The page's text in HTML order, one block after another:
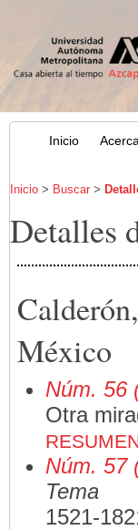
Inicio
Inicio> Buscar>
Detalles
México
Núm. 56
Otra
Núm. 57
Tema
1521-